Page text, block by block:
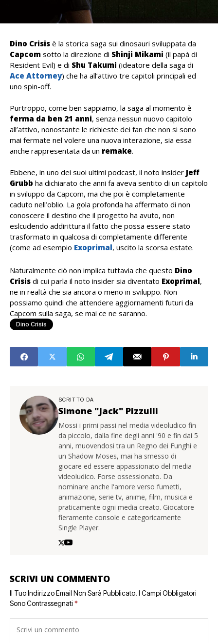
Dino Crisis è la storica saga sui dinosauri sviluppata da
Capcom sotto la direzione di Shinji Mikami (il papà di
Resident Evil) e di Shu Takumi (ideatore della saga di
Ace Attorney) che ha all’attivo tre capitoli principali ed
uno spin-off.
Purtroppo, come ben sappiamo, la saga al momento è
ferma da ben 21 anni, senza nessun nuovo capitolo
all’attivo, nonostante le richieste dei fan che non si sono
mai fermate nel volere una nuova interazione, sia essa
anche rappresentata da un remake.
Ebbene, in uno dei suoi ultimi podcast, il noto insider Jeff
Grubb ha dichiarato che anni fa aveva sentito di un capitolo
in sviluppo da Capcom, ma che poi è completamente
caduto nell’oblio. La gola profonda ha affermato di non
conoscere il destino che il progetto ha avuto, non
eslcudendo addirittura il fatto che possa essere stato
trasformato in qualcosa di completamente differente
(come ad esempio Exoprimal, uscito la scorsa estate.
Naturalmente ciò non implica tuttavia che questo Dino
Crisis di cui parla il noto insider sia diventato Exoprimal,
ne in realtà che sia ancora o meno in sviluppo. Non
possiamo quindi che attendere aggiornamenti futuri da
Capcom sulla saga, se mai ce ne saranno.
Dino Crisis
SCRITTO DA
Simone "Jack" Pizzulli
Mossi i primi passi nel media videoludico fin
da piccolo, dalla fine degli anni '90 e fin dai 5
anni, muovendosi tra un Regno dei Funghi e
un Shadow Moses, mai ha smesso di
giocare ed essere appassionato del media
videoludico. Forse ossessionato. Da
nominare anche l'amore verso fumetti,
animazione, serie tv, anime, film, musica e
praticamente ogni media creato. Giocatore
fieramente console e categoricamente
Single Player.
SCRIVI UN COMMENTO
Il Tuo Indirizzo Email Non Sarà Pubblicato. I Campi Obbligatori
Sono Contrassegnati *